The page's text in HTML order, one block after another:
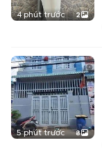
4 phút trước 2
5 phút trước 8